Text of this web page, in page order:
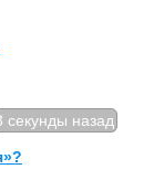
секунды назад